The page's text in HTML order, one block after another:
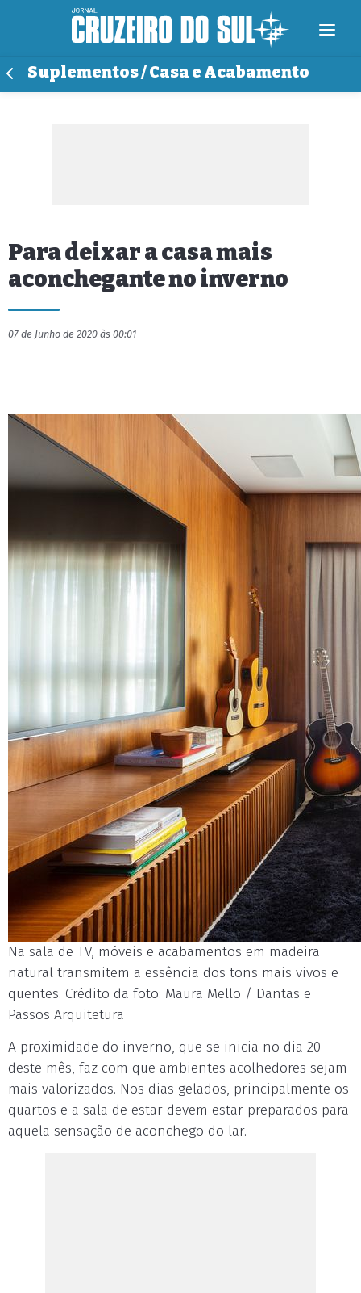
Suplementos / Casa e Acabamento
Para deixar a casa mais
aconchegante no inverno
07 de Junho de 2020 às 00:01
Na sala de TV, móveis e acabamentos em madeira
natural transmitem a essência dos tons mais vivos e
quentes. Crédito da foto: Maura Mello / Dantas e
Passos Arquitetura
A proximidade do inverno, que se inicia no dia 20
deste mês, faz com que ambientes acolhedores sejam
mais valorizados. Nos dias gelados, principalmente os
quartos e a sala de estar devem estar preparados para
aquela sensação de aconchego do lar.